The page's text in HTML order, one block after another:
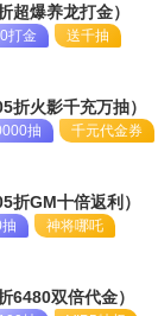
超爆养龙打金）
打金 送千抽
折火影千充万抽）
抽 千元代金券
折GM十倍返利）
神将哪吒
6480双倍代金）